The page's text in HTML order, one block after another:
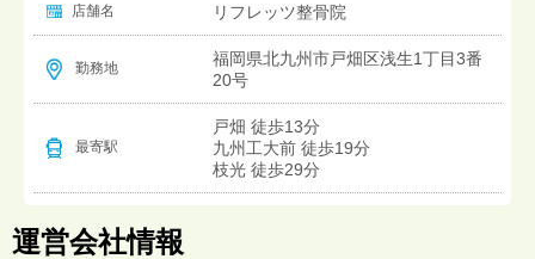
店舗名 リフレッツ整骨院
勤務地
福岡県北九州市戸畑区浅生1丁目3番
20号
最寄駅
戸畑 徒歩13分
九州工大前 徒歩19分
枝光 徒歩29分
運営会社情報